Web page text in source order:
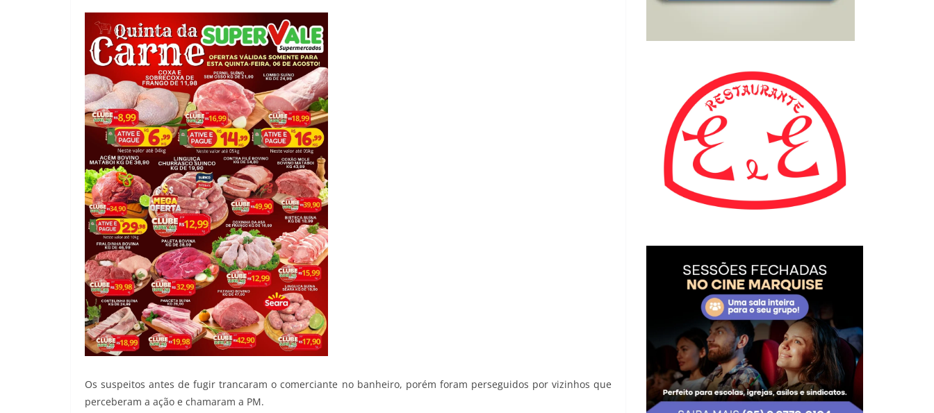
Os suspeitos antes de fugir trancaram o comerciante no banheiro, porém foram perseguidos por vizinhos que
perceberam a ação e chamaram a PM.